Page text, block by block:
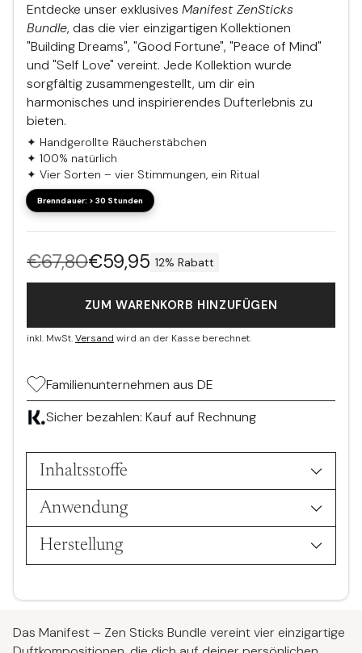
Entdecke unser exklusives Manifest ZenSticks
Bundle, das die vier einzigartigen Kollektionen
"Building Dreams", "Good Fortune", "Peace of Mind"
und "Self Love" vereint. Jede Kollektion wurde
sorgfältig zusammengestellt, um dir ein
harmonisches und inspirierendes Dufterlebnis zu
bieten.
✦ Handgerollte Räucherstäbchen
✦ 100% natürlich
✦ Vier Sorten – vier Stimmungen, ein Ritual
Normaler
€67,80€59,95 12% Rabatt
ZUM WARENKORB HINZUFÜGEN
inkl. MwSt.Versand wird an der Kasse berechnet.
Familienunternehmen aus DE
Sicher bezahlen: Kauf auf Rechnung
Inhaltsstoffe
Anwendung
Herstellung
in
den
Das Manifest – Zen Sticks Bundle vereint vier einzigartige